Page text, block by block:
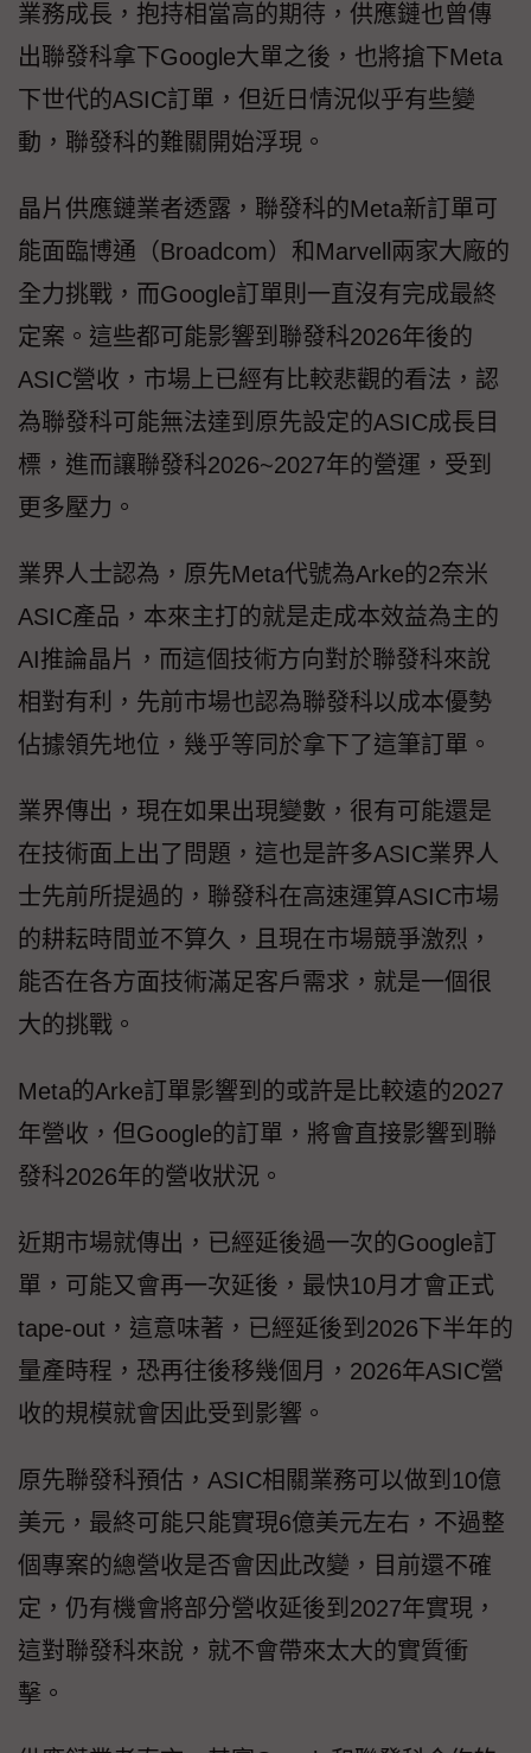
業務成長，抱持相當高的期待，供應鏈也曾傳
出聯發科拿下Google大單之後，也將搶下Meta
下世代的ASIC訂單，但近日情況似乎有些變
動，聯發科的難關開始浮現。
晶片供應鏈業者透露，聯發科的Meta新訂單可
能面臨博通（Broadcom）和Marvell兩家大廠的
全力挑戰，而Google訂單則一直沒有完成最終
定案。這些都可能影響到聯發科2026年後的
ASIC營收，市場上已經有比較悲觀的看法，認
為聯發科可能無法達到原先設定的ASIC成長目
標，進而讓聯發科2026~2027年的營運，受到
更多壓力。
業界人士認為，原先Meta代號為Arke的2奈米
ASIC產品，本來主打的就是走成本效益為主的
AI推論晶片，而這個技術方向對於聯發科來說
相對有利，先前市場也認為聯發科以成本優勢
佔據領先地位，幾乎等同於拿下了這筆訂單。
業界傳出，現在如果出現變數，很有可能還是
在技術面上出了問題，這也是許多ASIC業界人
士先前所提過的，聯發科在高速運算ASIC市場
的耕耘時間並不算久，且現在市場競爭激烈，
能否在各方面技術滿足客戶需求，就是一個很
大的挑戰。
Meta的Arke訂單影響到的或許是比較遠的2027
年營收，但Google的訂單，將會直接影響到聯
發科2026年的營收狀況。
近期市場就傳出，已經延後過一次的Google訂
單，可能又會再一次延後，最快10月才會正式
tape-out，這意味著，已經延後到2026下半年的
量產時程，恐再往後移幾個月，2026年ASIC營
收的規模就會因此受到影響。
原先聯發科預估，ASIC相關業務可以做到10億
美元，最終可能只能實現6億美元左右，不過整
個專案的總營收是否會因此改變，目前還不確
定，仍有機會將部分營收延後到2027年實現，
這對聯發科來說，就不會帶來太大的實質衝
擊。